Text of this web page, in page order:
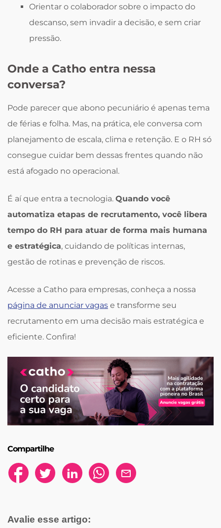
Orientar o colaborador sobre o impacto do
descanso, sem invadir a decisão, e sem criar
pressão.
Onde a Catho entra nessa
conversa?
Pode parecer que abono pecuniário é apenas tema
de férias e folha. Mas, na prática, ele conversa com
planejamento de escala, clima e retenção. E o RH só
consegue cuidar bem dessas frentes quando não
está afogado no operacional.
É aí que entra a tecnologia. Quando você
automatiza etapas de recrutamento, você libera
tempo do RH para atuar de forma mais humana
e estratégica, cuidando de políticas internas,
gestão de rotinas e prevenção de riscos.
Acesse a Catho para empresas, conheça a nossa
página de anunciar vagas e transforme seu
recrutamento em uma decisão mais estratégica e
eficiente. Confira!
Compartilhe
Avalie esse artigo: